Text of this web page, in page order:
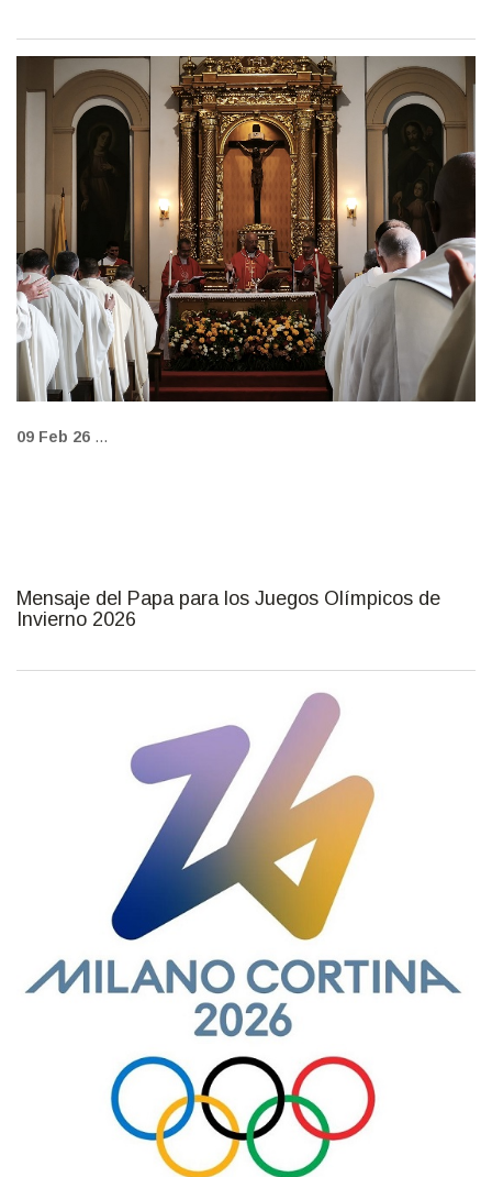
fot_escrita_09_fb.jpg
09 Feb 26 ...
Mensaje del Papa para los Juegos Olímpicos de
Invierno 2026